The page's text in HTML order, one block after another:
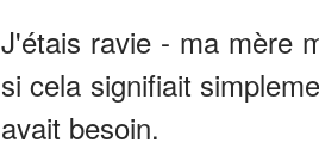
J'étais ravie - ma mère
si cela signifiait
avait besoin.